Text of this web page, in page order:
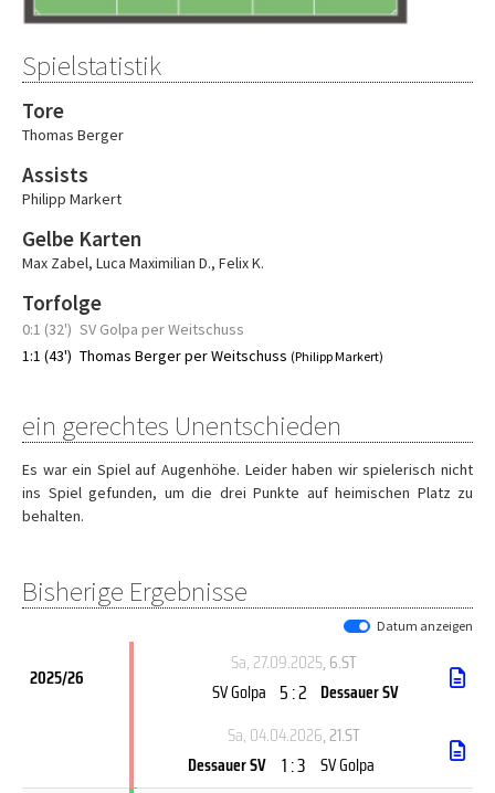
Spielstatistik
Tore
Thomas Berger
Assists
Philipp Markert
Gelbe Karten
Max Zabel, Luca Maximilian D., Felix K.
Torfolge
0:1 (32') SV Golpa per Weitschuss
1:1 (43') Thomas Berger per Weitschuss (Philipp Markert)
ein gerechtes Unentschieden
Es war ein Spiel auf Augenhöhe. Leider haben wir spielerisch nicht
ins Spiel gefunden, um die drei Punkte auf heimischen Platz zu
behalten.
Bisherige Ergebnisse
Datum anzeigen
2025/26
Sa, 27.09.2025, 6.ST
SV Golpa 5 : 2 Dessauer SV
Sa, 04.04.2026, 21.ST
Dessauer SV 1 : 3 SV Golpa